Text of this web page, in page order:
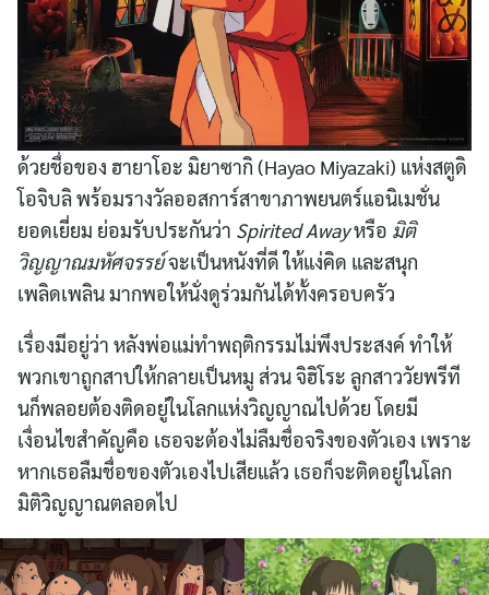
ด้วยชื่อของ ฮายาโอะ มิยาซากิ (Hayao Miyazaki) แห่งสตูดิ
โอจิบลิ พร้อมรางวัลออสการ์สาขาภาพยนตร์แอนิเมชั่น
ยอดเยี่ยม ย่อมรับประกันว่า Spirited Awayหรือ มิติ
วิญญาณมหัศจรรย์จะเป็นหนังที่ดี ให้แง่คิด และสนุก
เพลิดเพลิน มากพอให้นั่งดูร่วมกันได้ทั้งครอบครัว
เรื่องมีอยู่ว่า หลังพ่อแม่ทำพฤติกรรมไม่พึงประสงค์ ทำให้
พวกเขาถูกสาปให้กลายเป็นหมู ส่วน จิฮิโระ ลูกสาววัยพรีที
นก็พลอยต้องติดอยู่ในโลกแห่งวิญญาณไปด้วย โดยมี
เงื่อนไขสำคัญคือ เธอจะต้องไม่ลืมชื่อจริงของตัวเอง เพราะ
หากเธอลืมชื่อของตัวเองไปเสียแล้ว เธอก็จะติดอยู่ในโลก
มิติวิญญาณตลอดไป